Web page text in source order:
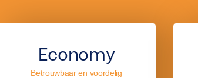
Economy
Betrouwbaar en voordelig